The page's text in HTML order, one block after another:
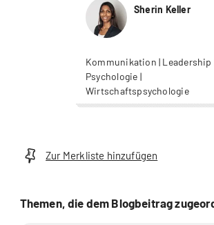
Sherin Keller
Kommunikation | Leadership
Psychologie |
Wirtschaftspsychologie
Zur Merkliste hinzufügen
Themen, die dem Blogbeitrag